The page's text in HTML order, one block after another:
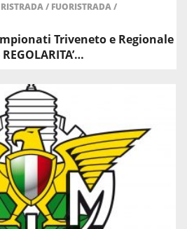
/ FUORISTRADA/
Triveneto e Regionale